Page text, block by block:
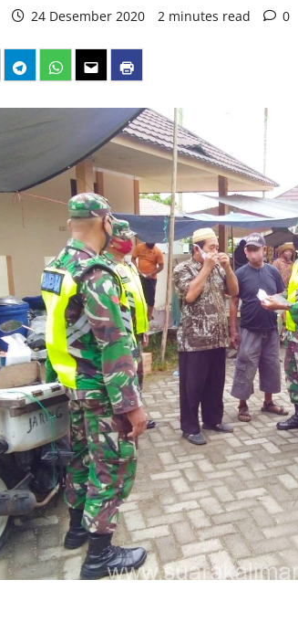
24 Desember 2020 2 minutes read 0